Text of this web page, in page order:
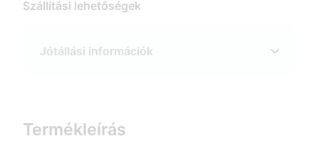
Szállítási lehetőségek
Jótállási információk
Termékleírás